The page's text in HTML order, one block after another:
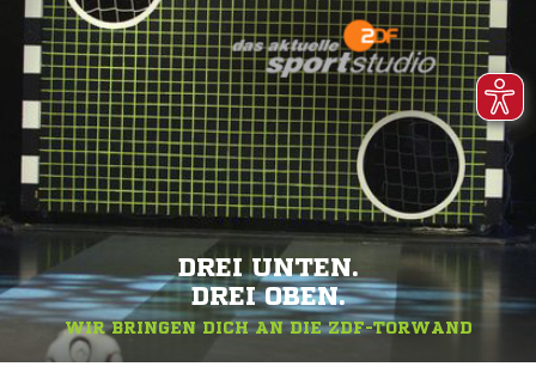
DREI UNTEN.
DREI OBEN.
WIR BRINGEN DICH AN DIE ZDF-TORWAND